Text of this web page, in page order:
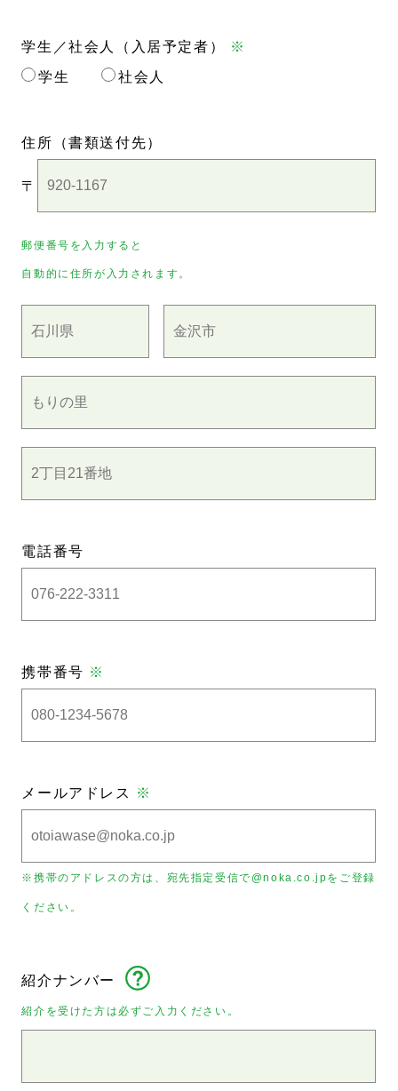
学生／社会人（入居予定者）
※
学生
社会人
住所 （書類送付先）
〒
郵便番号を入力すると
自動的に住所が入力されます。
電話番号
携帯番号 ※
メールアドレス ※
※携帯のアドレスの方は、宛先指定受信で@noka.co.jpをご登録
ください。
紹介ナンバー
紹介を受けた方は必ずご入力ください。